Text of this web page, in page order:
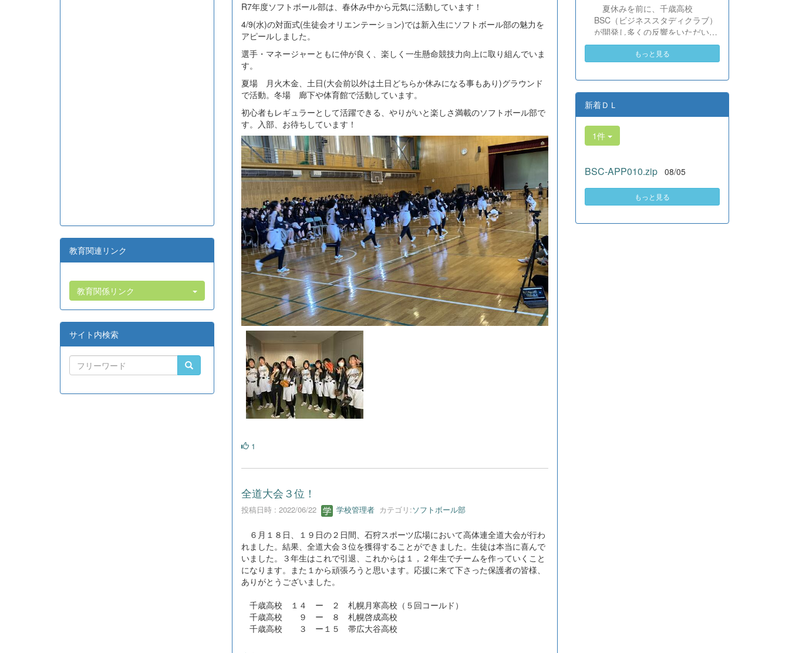
R7年度ソフトボール部は、春休み中から元気に活動しています！
4/9(水)の対面式(生徒会オリエンテーション)では新入生にソフトボール部の魅力を
アピールしました。
選手・マネージャーともに仲が良く、楽しく一生懸命競技力向上に取り組んでいま
す。
夏場 月火木金、土日(大会前以外は土日どちらか休みになる事もあり)グラウンド
で活動。冬場 廊下や体育館で活動しています。
初心者もレギュラーとして活躍できる、やりがいと楽しさ満載のソフトボール部で
す。入部、お待ちしています！
1
全道大会３位！
投稿日時 : 2022/06/22 学校管理者カテゴリ:ソフトボール部
６月１８日、１９日の２日間、石狩スポーツ広場において高体連全道大会が行わ
れました。結果、全道大会３位を獲得することができました。生徒は本当に喜んで
いました。３年生はこれで引退、これからは１，２年生でチームを作っていくこと
になります。また１から頑張ろうと思います。応援に来て下さった保護者の皆様、
ありがとうございました。
千歳高校 １４ ー ２ 札幌月寒高校（５回コールド）
千歳高校 ９ ー ８ 札幌啓成高校
千歳高校 ３ ー１５ 帯広大谷高校
教育関連リンク
教育関係リンク
サイト内検索
は、「国籍や年齢を問わず笑顔で
寄り添い、自分で考えて動く姿が
素晴らしい。異文化理解のマイン
ドが自然と身についている」と、
賞賛の声をいただきました！ 教室
う広いフィールドで本領を発揮す
る教養科生たち。多文化共生社会
を引っ張る頼もしい姿に、誇らし
さでいっぱいです。 教養科生、ど
んどん外へ飛び出そう！ その温か
い心と行動力を磨き、世界を笑顔
夏休みを前に、千歳高校
BSC（ビジネススタディクラブ）
が開発し多くの反響をいただいて
いる、全商検定合格支援ポータル
サイト『Compath（コンパス）』
ました。 今回もユーザーの皆様
からいただいたアンケートのご意
見をもとに、BSC部員のプログラ
ミングチームがデバッグ（不具合
修正）から新機能の実装までを行
いました。今回のアップデートで
は、ビジネス計算・簿記・ビジネ
務分析・ビジネスコミュニケーシ
の更新プログラムを一挙にリリー
スしました。 具体的には、各検
もっと見る
新着ＤＬ
1件
BSC-APP010.zip 08/05
もっと見る